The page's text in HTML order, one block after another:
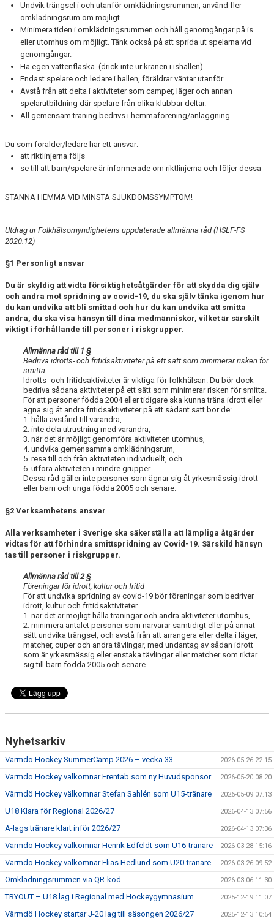
Undvik trängsel i och utanför omklädningsrummen, använd fler
omklädningsrum om möjligt.
Minimera tiden i omklädningsrummen och håll genomgångar på is
eller utomhus om möjligt. Tänk också på att sprida ut spelarna vid
genomgångar.
Ha egen vattenflaska (drick inte ur kranen i ishallen)
Endast spelare och ledare i hallen, föräldrar väntar utanför
Avstå från att delta i aktiviteter som camper, läger och annan
spelarutbildning där spelare från olika klubbar deltar.
All gemensam träning bedrivs i hemmaförening/anläggning
Du som förälder/ledare har ett ansvar:
att riktlinjerna följs
se till att barn/spelare är informerade om riktlinjerna och följer dessa
STANNA HEMMA VID MINSTA SJUKDOMSSYMPTOM!
Utdrag ur Folkhälsomyndighetens uppdaterade allmänna råd (HSLF-FS
2020:12)
§1 Personligt ansvar
Du är skyldig att vidta försiktighetsåtgärder för att skydda dig själv
och andra mot spridning av covid-19, du ska själv tänka igenom hur
du kan undvika att bli smittad och hur du kan undvika att smitta
andra, du ska visa hänsyn till dina medmänniskor, vilket är särskilt
viktigt i förhållande till personer i riskgrupper.
Allmänna råd till 1 §
Bedriva idrotts- och fritidsaktiviteter på ett sätt som minimerar risken för
smitta.
Idrotts- och fritidsaktiviteter är viktiga för folkhälsan. Du bör dock
bedriva sådana aktiviteter på ett sätt som minimerar risken för smitta.
För att personer födda 2004 eller tidigare ska kunna träna idrott eller
ägna sig åt andra fritidsaktiviteter på ett sådant sätt bör de:
1. hålla avstånd till varandra,
2. inte dela utrustning med varandra,
3. när det är möjligt genomföra aktiviteten utomhus,
4. undvika gemensamma omklädningsrum,
5. resa till och från aktiviteten individuellt, och
6. utföra aktiviteten i mindre grupper
Dessa råd gäller inte personer som ägnar sig åt yrkesmässig idrott
eller barn och unga födda 2005 och senare.
§2 Verksamhetens ansvar
Alla verksamheter i Sverige ska säkerställa att lämpliga åtgärder
vidtas för att förhindra smittspridning av Covid-19. Särskild hänsyn
tas till personer i riskgrupper.
Allmänna råd till 2 §
Föreningar för idrott, kultur och fritid
För att undvika spridning av covid-19 bör föreningar som bedriver
idrott, kultur och fritidsaktiviteter
1. när det är möjligt hålla träningar och andra aktiviteter utomhus,
2. minimera antalet personer som närvarar samtidigt eller på annat
sätt undvika trängsel, och avstå från att arrangera eller delta i läger,
matcher, cuper och andra tävlingar, med undantag av sådan idrott
som är yrkesmässig eller enstaka tävlingar eller matcher som riktar
sig till barn födda 2005 och senare.
Nyhetsarkiv
Värmdö Hockey SummerCamp 2026 – vecka 33 2026-05-26 22:15
Värmdö Hockey välkomnar Frentab som ny Huvudsponsor 2026-05-20 08:20
Värmdö Hockey välkomnar Stefan Sahlén som U15-tränare 2026-05-09 07:13
U18 Klara för Regional 2026/27 2026-04-13 07:56
A-lags tränare klart inför 2026/27 2026-04-13 07:36
Värmdö Hockey välkomnar Henrik Edfeldt som U16-tränare 2026-03-28 15:16
Värmdö Hockey välkomnar Elias Hedlund som U20-tränare 2026-03-26 09:52
Omklädningsrummen via QR-kod 2026-03-06 11:30
TRYOUT – U18 lag i Regional med Hockeygymnasium 2025-12-19 11:07
Värmdö Hockey startar J-20 lag till säsongen 2026/27 2025-12-13 10:54